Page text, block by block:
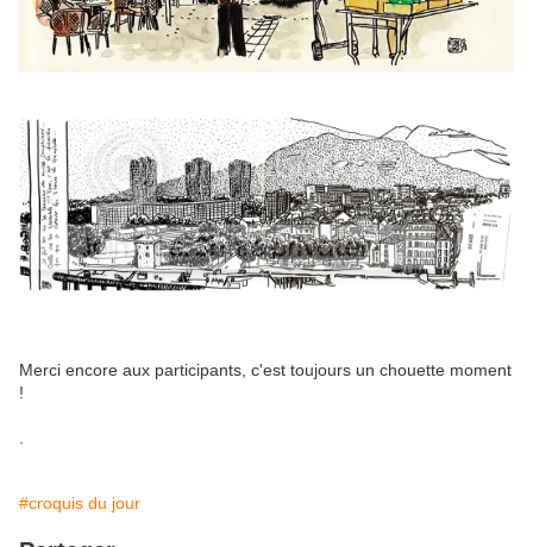
Merci encore aux participants, c'est toujours un chouette moment
!
#croquis du jour